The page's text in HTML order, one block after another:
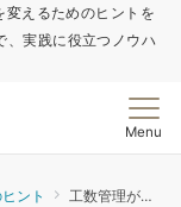
えるためのヒントを
、実践に役立つノウハ
Menu
ント 工数管理が進まないのは現場のせいじゃない！入力されない・数値を信頼できない原因と改善ロードマップ